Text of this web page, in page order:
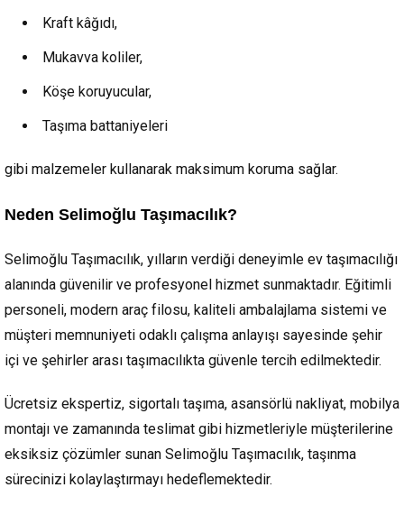
Kraft kâğıdı,
Mukavva koliler,
Köşe koruyucular,
Taşıma battaniyeleri
gibi malzemeler kullanarak maksimum koruma sağlar.
Neden Selimoğlu Taşımacılık?
Selimoğlu Taşımacılık, yılların verdiği deneyimle ev taşımacılığı
alanında güvenilir ve profesyonel hizmet sunmaktadır. Eğitimli
personeli, modern araç filosu, kaliteli ambalajlama sistemi ve
müşteri memnuniyeti odaklı çalışma anlayışı sayesinde şehir
içi ve şehirler arası taşımacılıkta güvenle tercih edilmektedir.
Ücretsiz ekspertiz, sigortalı taşıma, asansörlü nakliyat, mobilya
montajı ve zamanında teslimat gibi hizmetleriyle müşterilerine
eksiksiz çözümler sunan Selimoğlu Taşımacılık, taşınma
sürecinizi kolaylaştırmayı hedeflemektedir.